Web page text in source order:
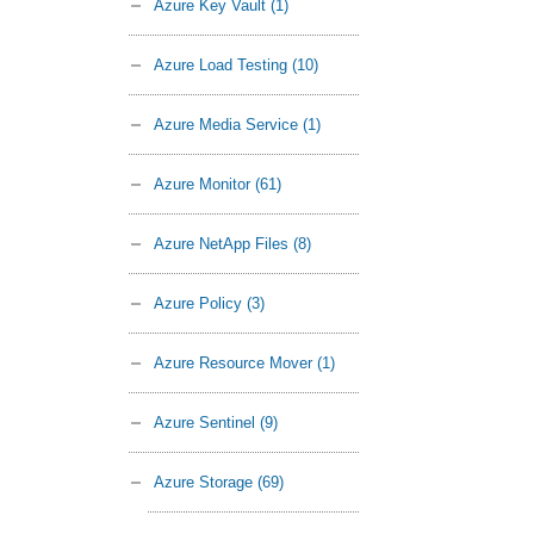
Azure Key Vault (1)
Azure Load Testing (10)
Azure Media Service (1)
Azure Monitor (61)
Azure NetApp Files (8)
Azure Policy (3)
Azure Resource Mover (1)
Azure Sentinel (9)
Azure Storage (69)